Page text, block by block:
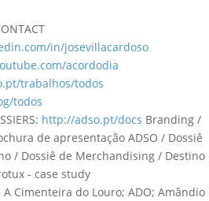
in/josevillacardoso
acordodia
trabalhos/todos
todos
http://adso.pt/docs Branding /
de apresentação ADSO / Dossiê
/ Dossiê de Merchandising / Destino
- case study
A Cimenteira do Louro; ADO; Amândio